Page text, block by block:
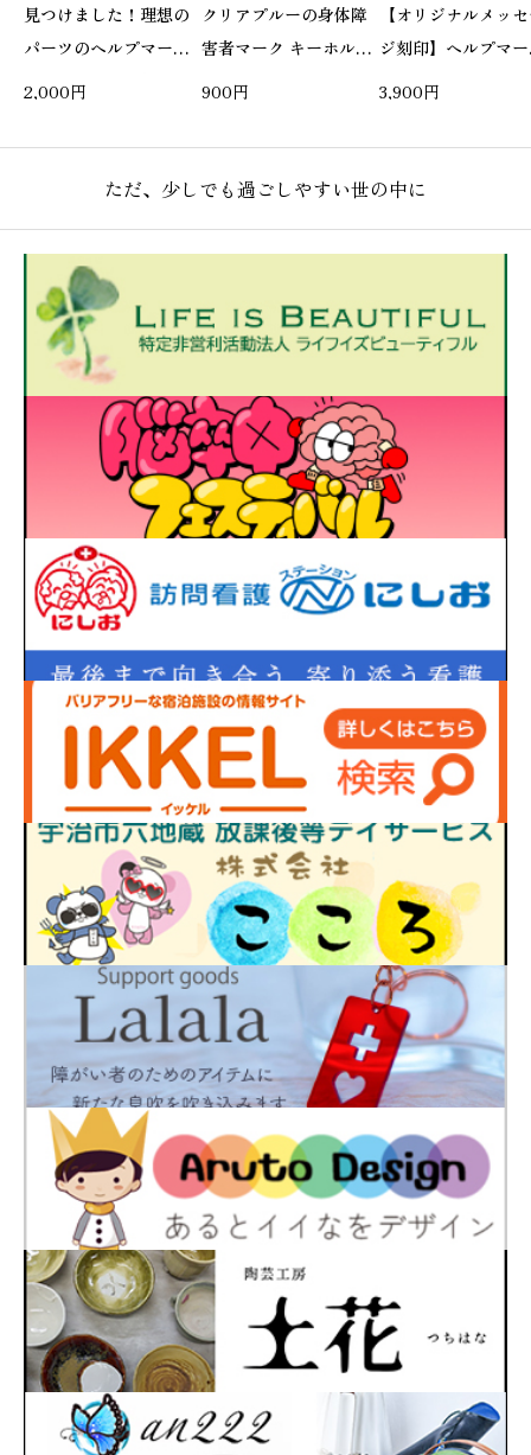
見つけました！理想の
パーツのヘルプマーク
キーホルダー（数量限
2,000円
クリアプルーの身体障
害者マーク キーホルダ
ー（四葉マーク／クロ
900円
【オリジナルメッ
ジ刻印】ヘルプマ
とぴったり。ヘル
セージプレート マ
クリア）
3,900円
ただ、少しでも過ごしやすい世の中に